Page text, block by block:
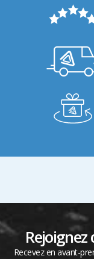
Rejoignez
Recevez en avant-